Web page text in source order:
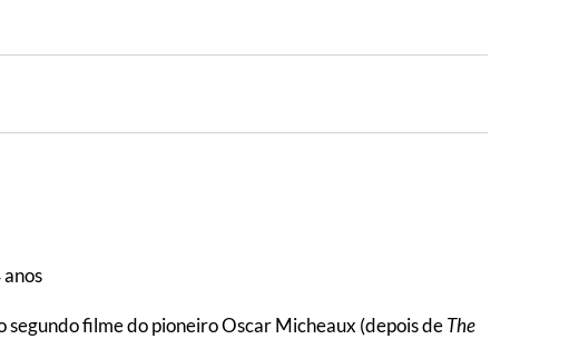
filme do pioneiro Oscar Micheaux (depois deThe